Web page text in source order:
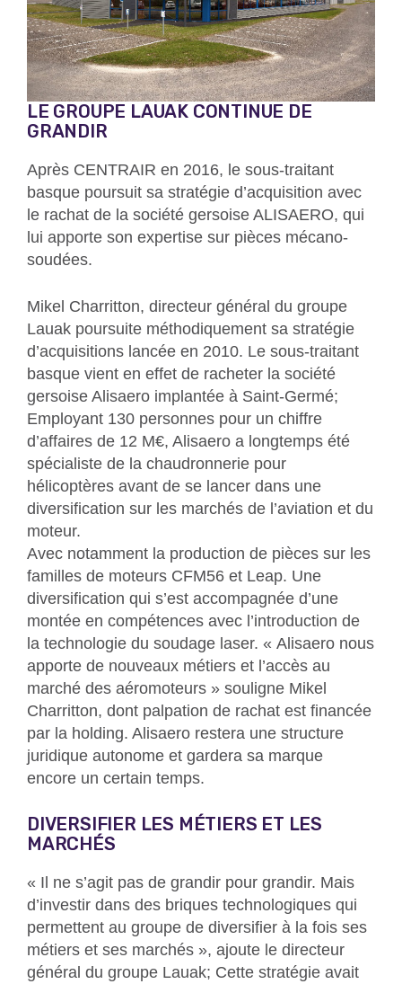
LE GROUPE LAUAK CONTINUE DE
GRANDIR
Après CENTRAIR en 2016, le sous-traitant
basque poursuit sa stratégie d’acquisition avec
le rachat de la société gersoise ALISAERO, qui
lui apporte son expertise sur pièces mécano-
soudées.
Mikel Charritton, directeur général du groupe
Lauak poursuite méthodiquement sa stratégie
d’acquisitions lancée en 2010. Le sous-traitant
basque vient en effet de racheter la société
gersoise Alisaero implantée à Saint-Germé;
Employant 130 personnes pour un chiffre
d’affaires de 12 M€, Alisaero a longtemps été
spécialiste de la chaudronnerie pour
hélicoptères avant de se lancer dans une
diversification sur les marchés de l’aviation et du
moteur.
Avec notamment la production de pièces sur les
familles de moteurs CFM56 et Leap. Une
diversification qui s’est accompagnée d’une
montée en compétences avec l’introduction de
la technologie du soudage laser. « Alisaero nous
apporte de nouveaux métiers et l’accès au
marché des aéromoteurs » souligne Mikel
Charritton, dont palpation de rachat est financée
par la holding. Alisaero restera une structure
juridique autonome et gardera sa marque
encore un certain temps.
DIVERSIFIER LES MÉTIERS ET LES
MARCHÉS
« Il ne s’agit pas de grandir pour grandir. Mais
d’investir dans des briques technologiques qui
permettent au groupe de diversifier à la fois ses
métiers et ses marchés », ajoute le directeur
général du groupe Lauak; Cette stratégie avait